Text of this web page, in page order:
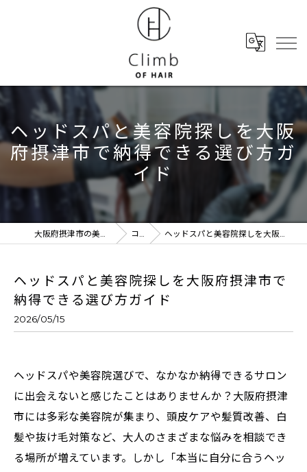
ヘッドスパと美容院探しを大阪
府摂津市で納得できる選び方ガ
イド
大阪府摂津市の美容室ならClimb of hair コラム ヘッドスパと美容院探しを大阪府摂津市で納得できる選び方ガイド
ヘッドスパと美容院探しを大阪府摂津市で
納得できる選び方ガイド
2026/05/15
ヘッドスパや美容院選びで、なかなか納得できるサロン
に出会えないと感じたことはありませんか？大阪府摂津
市には多彩な美容院が集まり、頭皮ケアや髪質改善、白
髪や抜け毛対策など、大人のさまざまな悩みを相談でき
る場所が増えています。しかし「本当に自分に合うヘッ